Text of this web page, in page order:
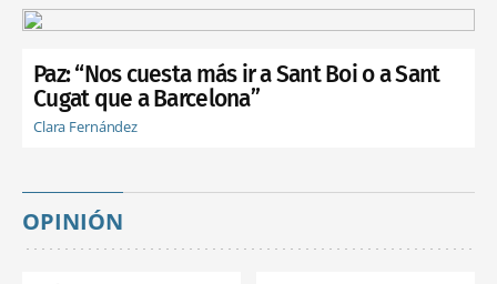
Paz: “Nos cuesta más ir a Sant Boi o a Sant
Cugat que a Barcelona”
Clara Fernández
OPINIÓN